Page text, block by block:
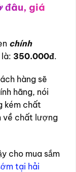
đâu, giá
chính
350.000đ.
hàng sẽ
hãng, nói
kém chất
về chất lượng
cho mua sắm
tại hải